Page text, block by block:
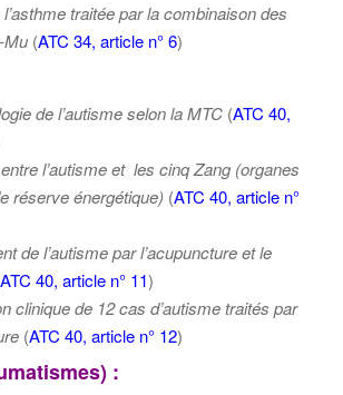
traitée par la combinaison des
Mu (ATC 34, article n° 6)
de l’autisme selon la MTC (ATC 40,
l’autisme et les cinq Zang (organes
réserve énergétique) (ATC 40, article n°
de l’autisme par l’acupuncture et le
ATC 40, article n° 11)
clinique de 12 cas d’autisme traités par
(ATC 40, article n° 12)
: